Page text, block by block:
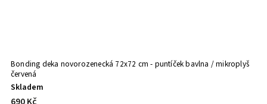
Bonding deka novorozenecká 72x72 cm - puntíček bavlna / mikroplyš
červená
Skladem